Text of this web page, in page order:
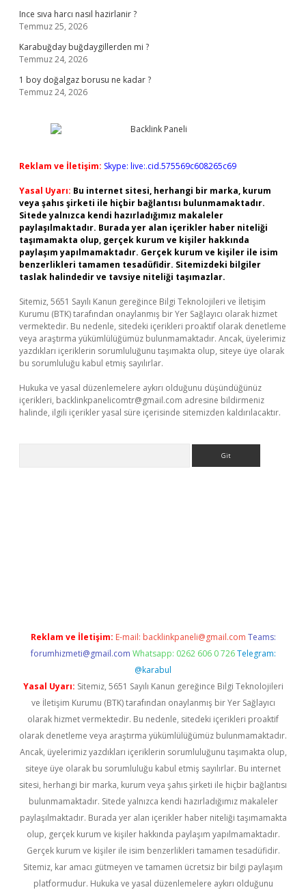
Ince sıva harcı nasıl hazirlanir ?
Temmuz 25, 2026
Karabuğday buğdaygillerden mi ?
Temmuz 24, 2026
1 boy doğalgaz borusu ne kadar ?
Temmuz 24, 2026
Reklam ve İletişim: Skype: live:.cid.575569c608265c69
Yasal Uyarı: Bu internet sitesi, herhangi bir marka, kurum
veya şahıs şirketi ile hiçbir bağlantısı bulunmamaktadır.
Sitede yalnızca kendi hazırladığımız makaleler
paylaşılmaktadır. Burada yer alan içerikler haber niteliği
taşımamakta olup, gerçek kurum ve kişiler hakkında
paylaşım yapılmamaktadır. Gerçek kurum ve kişiler ile isim
benzerlikleri tamamen tesadüfidir. Sitemizdeki bilgiler
taslak halindedir ve tavsiye niteliği taşımazlar.
Sitemiz, 5651 Sayılı Kanun gereğince Bilgi Teknolojileri ve İletişim
Kurumu (BTK) tarafından onaylanmış bir Yer Sağlayıcı olarak hizmet
vermektedir. Bu nedenle, sitedeki içerikleri proaktif olarak denetleme
veya araştırma yükümlülüğümüz bulunmamaktadır. Ancak, üyelerimiz
yazdıkları içeriklerin sorumluluğunu taşımakta olup, siteye üye olarak
bu sorumluluğu kabul etmiş sayılırlar.
Hukuka ve yasal düzenlemelere aykırı olduğunu düşündüğünüz
içerikleri, backlinkpanelicomtr@gmail.com adresine bildirmeniz
halinde, ilgili içerikler yasal süre içerisinde sitemizden kaldırılacaktır.
Reklam ve İletişim: E-mail: backlinkpaneli@gmail.com Teams:
forumhizmeti@gmail.com Whatsapp: 0262 606 0 726 Telegram:
@karabul
Yasal Uyarı: Sitemiz, 5651 Sayılı Kanun gereğince Bilgi Teknolojileri
ve İletişim Kurumu (BTK) tarafından onaylanmış bir Yer Sağlayıcı
olarak hizmet vermektedir. Bu nedenle, sitedeki içerikleri proaktif
olarak denetleme veya araştırma yükümlülüğümüz bulunmamaktadır.
Ancak, üyelerimiz yazdıkları içeriklerin sorumluluğunu taşımakta olup,
siteye üye olarak bu sorumluluğu kabul etmiş sayılırlar. Bu internet
sitesi, herhangi bir marka, kurum veya şahıs şirketi ile hiçbir bağlantısı
bulunmamaktadır. Sitede yalnızca kendi hazırladığımız makaleler
paylaşılmaktadır. Burada yer alan içerikler haber niteliği taşımamakta
olup, gerçek kurum ve kişiler hakkında paylaşım yapılmamaktadır.
Gerçek kurum ve kişiler ile isim benzerlikleri tamamen tesadüfidir.
Sitemiz, kar amacı gütmeyen ve tamamen ücretsiz bir bilgi paylaşım
platformudur. Hukuka ve yasal düzenlemelere aykırı olduğunu